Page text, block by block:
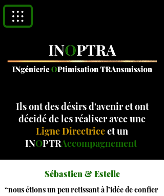
Ils ont des désirs d'avenir et ont
décidé de les réaliser avec une
Ligne Directriceet un
INOPTRAccompagnement
Sébastien & Estelle
“nous étions un peu retissant à l’idée de confier